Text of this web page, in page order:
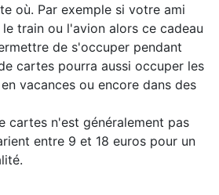
où. Par exemple si votre ami
train ou l'avion alors ce cadeau
de s'occuper pendant
cartes pourra aussi occuper les
vacances ou encore dans des
cartes n'est généralement pas
entre 9 et 18 euros pour un